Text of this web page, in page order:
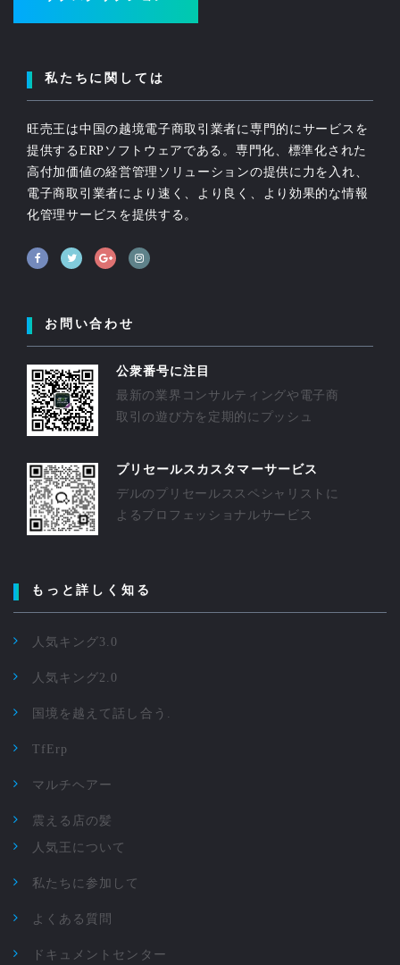
私たちに関しては
旺売王は中国の越境電子商取引業者に専門的にサービスを
提供するERPソフトウェアである。専門化、標準化された
高付加価値の経営管理ソリューションの提供に力を入れ、
電子商取引業者により速く、より良く、より効果的な情報
化管理サービスを提供する。
お問い合わせ
公衆番号に注目
最新の業界コンサルティングや電子商
取引の遊び方を定期的にプッシュ
プリセールスカスタマーサービス
デルのプリセールススペシャリストに
よるプロフェッショナルサービス
もっと詳しく知る
人気キング3.0
人気キング2.0
国境を越えて話し合う.
TfErp
マルチヘアー
震える店の髪
人気王について
私たちに参加して
よくある質問
ドキュメントセンター